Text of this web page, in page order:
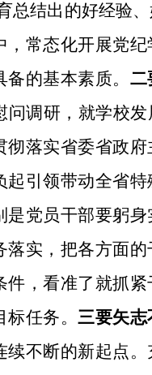
总结出的好经验
常态化开展党纪
的基本素质。 二
调研，就学校
落实省委省政府
引领带动全省
党员干部要躬身
实，把各方面
，看准了就抓紧
标任务。三要矢志
不断的新起点